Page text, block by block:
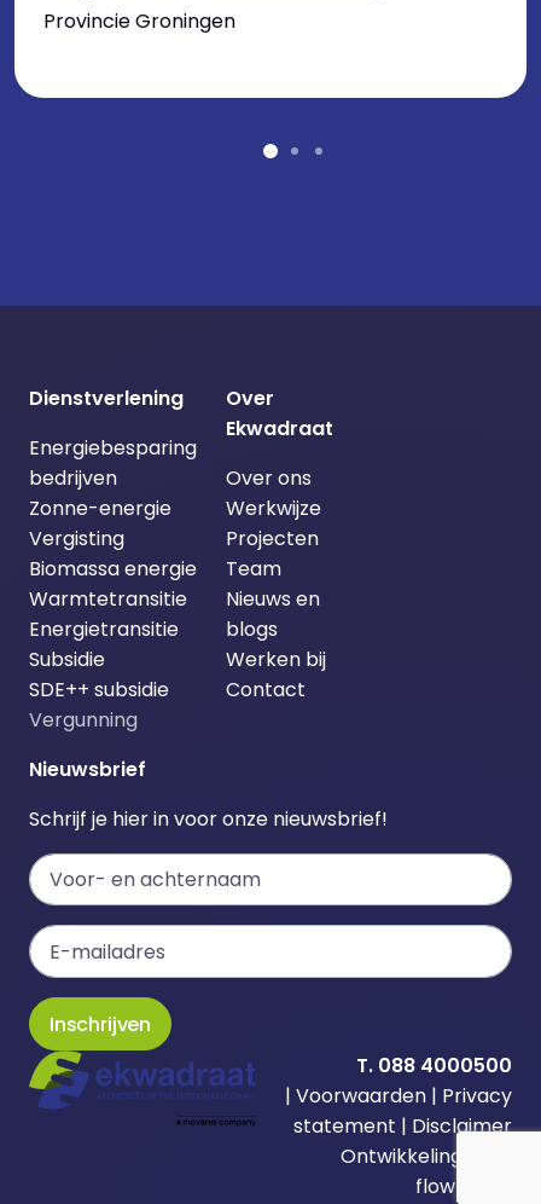
Provincie Groningen
Dienstverlening
Energiebesparing
bedrijven
Zonne-energie
Vergisting
Biomassa energie
Warmtetransitie
Energietransitie
Subsidie
SDE++ subsidie
Vergunning
Over
Ekwadraat
Over ons
Werkwijze
Projecten
Team
Nieuws en
blogs
Werken bij
Contact
Nieuwsbrief
Schrijf je hier in voor onze nieuwsbrief!
Inschrijven
T. 088 4000500
| Voorwaarden | Privacy
statement | Disclaimer
Ontwikkeling door
flowhub.nl